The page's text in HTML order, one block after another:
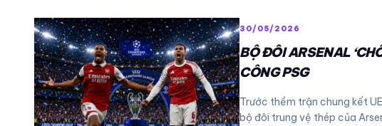
30/05/2026
BỘ ĐÔI ARSENAL
CÔNG PSG
Trước thềm trận chung kết
bộ đôi trung vệ thép của